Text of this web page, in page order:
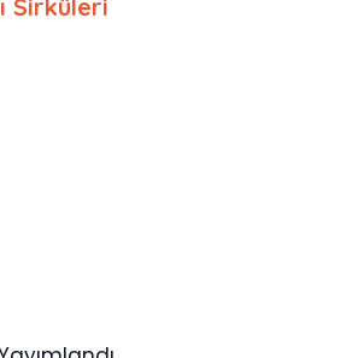
Sirküleri